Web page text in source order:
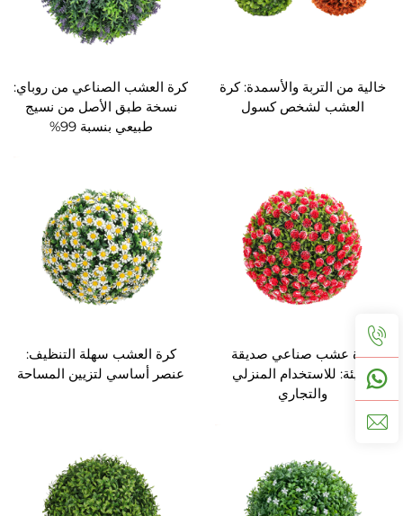
خالية من التربة والأسمدة: كرة
العشب لشخص كسول
كرة العشب الصناعي من روباي:
نسخة طبق الأصل من نسيج
طبيعي بنسبة 99%
كرة عشب صناعي صديقة
للبيئة: للاستخدام المنزلي
والتجاري
كرة العشب سهلة التنظيف:
عنصر أساسي لتزيين المساحة